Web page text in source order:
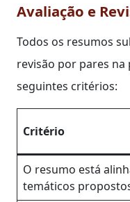
Avaliação e
Todos os resumos
revisão por pares na
seguintes critérios:
Critério
O resumo está
temáticos